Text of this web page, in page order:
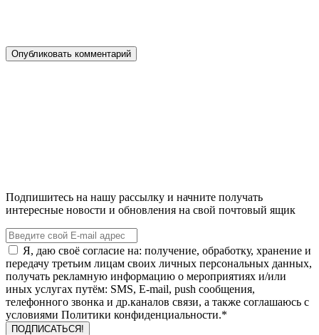
Подпишитесь на нашу рассылку и начните получать
интересные новости и обновления на свой почтовый ящик
Я, даю своё согласие на: получение, обработку, хранение и
передачу третьим лицам своих личных персональных данных,
получать рекламную информацию о мероприятиях и/или
иных услугах путём: SMS, E-mail, push сообщения,
телефонного звонка и др.каналов связи, а также соглашаюсь с
условиями Политики конфиденциальности.*